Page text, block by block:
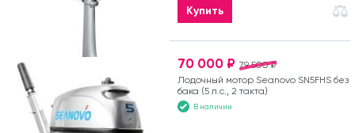
Купить
79 500 ₽
70 000 ₽
Лодочный мотор Seanovo SN5FHS без
бака (5 л.с., 2 такта)
В наличии